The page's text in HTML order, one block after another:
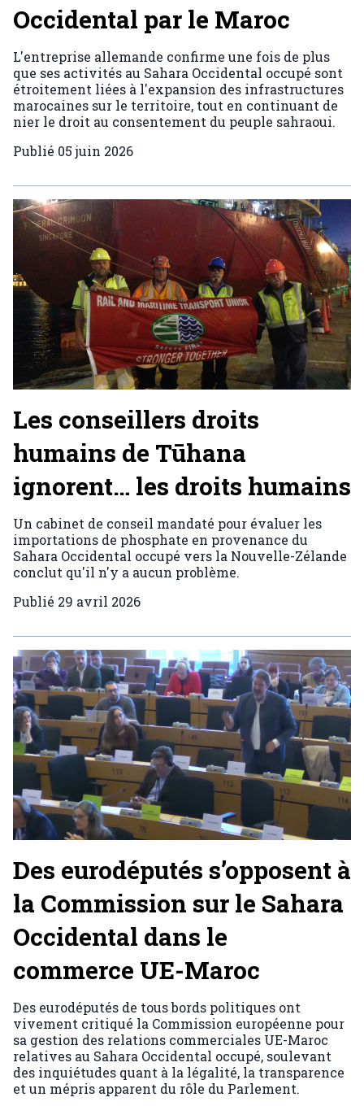
Occidental par le Maroc
L'entreprise allemande confirme une fois de plus
que ses activités au Sahara Occidental occupé sont
étroitement liées à l'expansion des infrastructures
marocaines sur le territoire, tout en continuant de
nier le droit au consentement du peuple sahraoui.
Publié 05 juin 2026
Les conseillers droits
humains de Tūhana
ignorent… les droits humains
Un cabinet de conseil mandaté pour évaluer les
importations de phosphate en provenance du
Sahara Occidental occupé vers la Nouvelle-Zélande
conclut qu'il n'y a aucun problème.
Publié 29 avril 2026
Des eurodéputés s’opposent à
la Commission sur le Sahara
Occidental dans le
commerce UE-Maroc
Des eurodéputés de tous bords politiques ont
vivement critiqué la Commission européenne pour
sa gestion des relations commerciales UE-Maroc
relatives au Sahara Occidental occupé, soulevant
des inquiétudes quant à la légalité, la transparence
et un mépris apparent du rôle du Parlement.